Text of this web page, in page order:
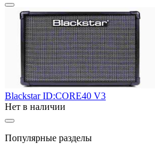
Blackstar ID:CORE40 V3
Нет в наличии
Популярные разделы